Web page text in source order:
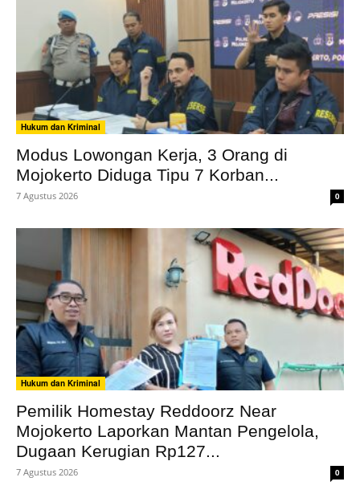
Hukum dan Kriminal
Modus Lowongan Kerja, 3 Orang di
Mojokerto Diduga Tipu 7 Korban...
7 Agustus 2026 0
Hukum dan Kriminal
Pemilik Homestay Reddoorz Near
Mojokerto Laporkan Mantan Pengelola,
Dugaan Kerugian Rp127...
7 Agustus 2026 0